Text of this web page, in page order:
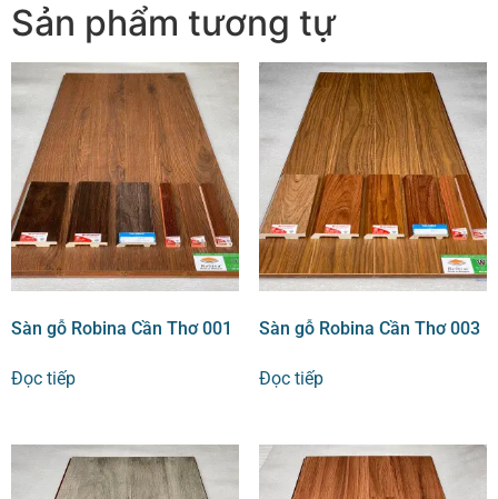
Sản phẩm tương tự
Sàn gỗ Robina Cần Thơ 001
Đọc tiếp
Sàn gỗ Robina Cần Thơ 003
Đọc tiếp